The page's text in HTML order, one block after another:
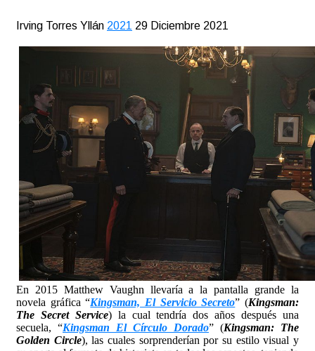
Irving Torres Yllán 2021 29 Diciembre 2021
En 2015 Matthew Vaughn llevaría a la pantalla grande la
novela gráfica “Kingsman, El Servicio Secreto” (Kingsman:
The Secret Service) la cual tendría dos años después una
secuela, “Kingsman El Círculo Dorado” (Kingsman: The
Golden Circle), las cuales sorprenderían por su estilo visual y